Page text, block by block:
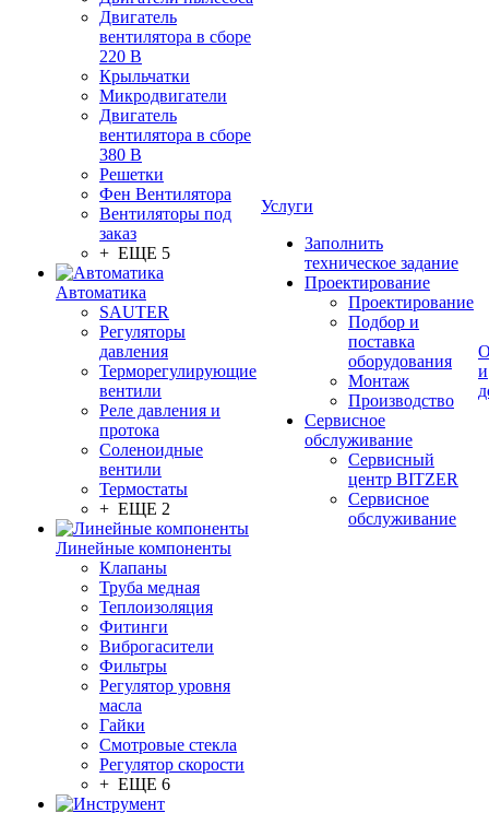
Двигатель
вентилятора в сборе
220 В
Крыльчатки
Микродвигатели
Двигатель
вентилятора в сборе
380 В
Решетки
Фен Вентилятора
Вентиляторы под
заказ
+ ЕЩЕ 5
Автоматика
SAUTER
Регуляторы
давления
Терморегулирующие
вентили
Реле давления и
протока
Соленоидные
вентили
Термостаты
+ ЕЩЕ 2
Линейные компоненты
Клапаны
Труба медная
Теплоизоляция
Фитинги
Виброгасители
Фильтры
Регулятор уровня
масла
Гайки
Смотровые стекла
Регулятор скорости
+ ЕЩЕ 6
Услуги
Заполнить
техническое задание
Проектирование
Проектирование
Подбор и
поставка
оборудования
Монтаж
Производство
Сервисное
обслуживание
Сервисный
центр BITZER
Сервисное
обслуживание
и